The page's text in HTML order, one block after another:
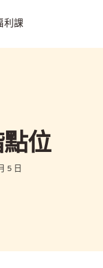
利課
位
5 日